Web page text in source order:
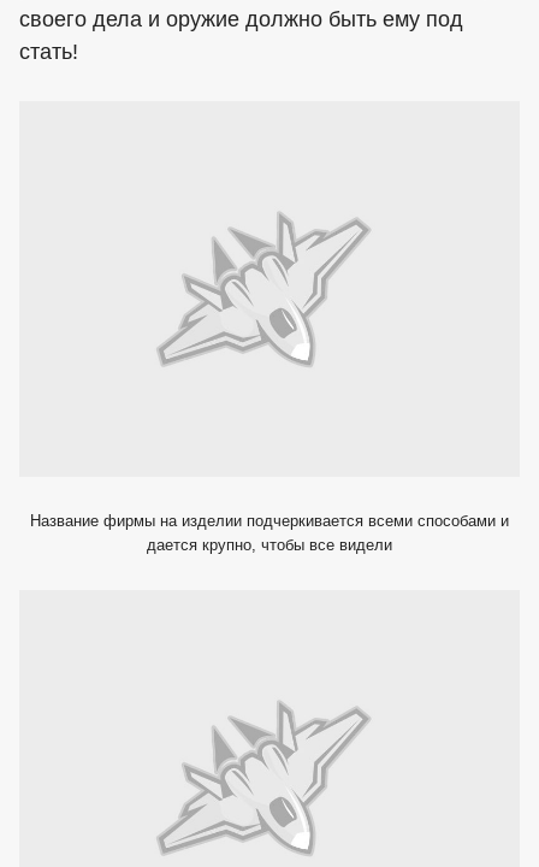
своего дела и оружие должно быть ему под
стать!
Название фирмы на изделии подчеркивается всеми способами и
дается крупно, чтобы все видели